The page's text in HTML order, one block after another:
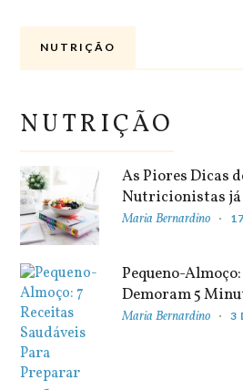
NUTRIÇÃO
NUTRIÇÃO
As Piores Dicas
Nutricionistas
Maria Bernardino
Pequeno-
Demoram 5
Maria Bernardino 3